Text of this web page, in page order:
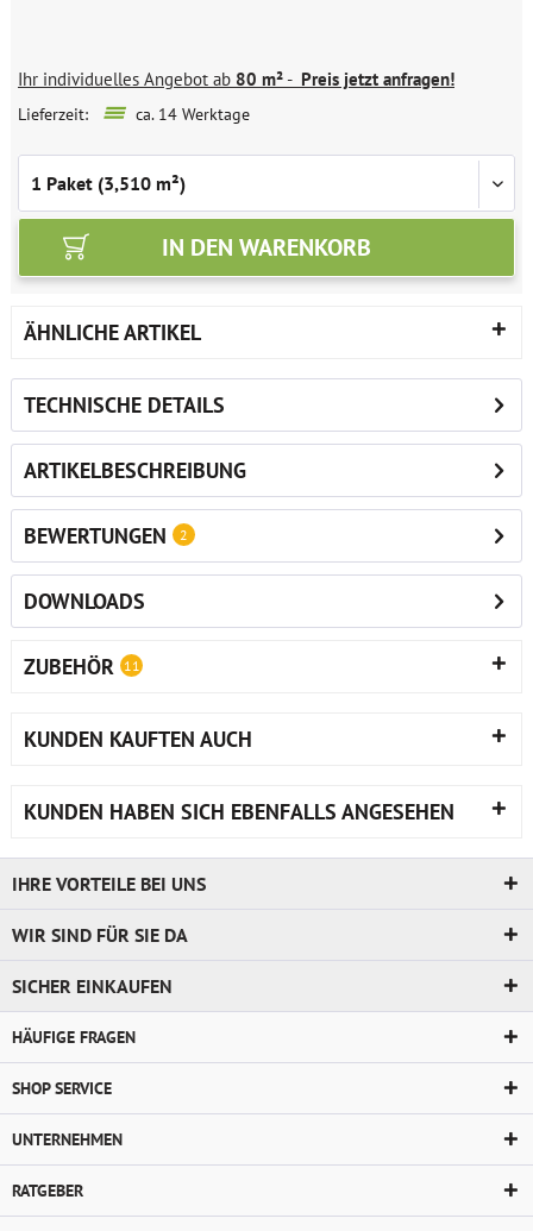
Ihr individuelles Angebot ab 80 m²- Preis jetzt anfragen!
Lieferzeit: ca. 14 Werktage
IN DEN WARENKORB
ÄHNLICHE ARTIKEL
TECHNISCHE DETAILS
ARTIKELBESCHREIBUNG
BEWERTUNGEN 2
DOWNLOADS
ZUBEHÖR 11
KUNDEN KAUFTEN AUCH
KUNDEN HABEN SICH EBENFALLS ANGESEHEN
IHRE VORTEILE BEI UNS
WIR SIND FÜR SIE DA
SICHER EINKAUFEN
HÄUFIGE FRAGEN
SHOP SERVICE
UNTERNEHMEN
RATGEBER